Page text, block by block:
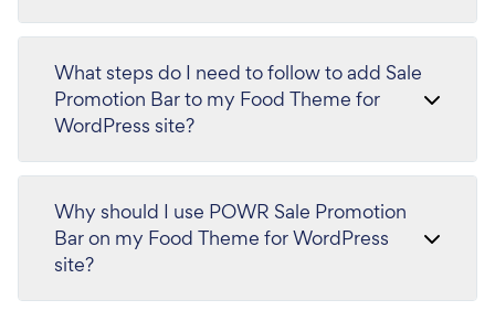
What steps do I need to follow to add Sale
Promotion Bar to my Food Theme for
WordPress site?
Why should I use POWR Sale Promotion
Bar on my Food Theme for WordPress
site?